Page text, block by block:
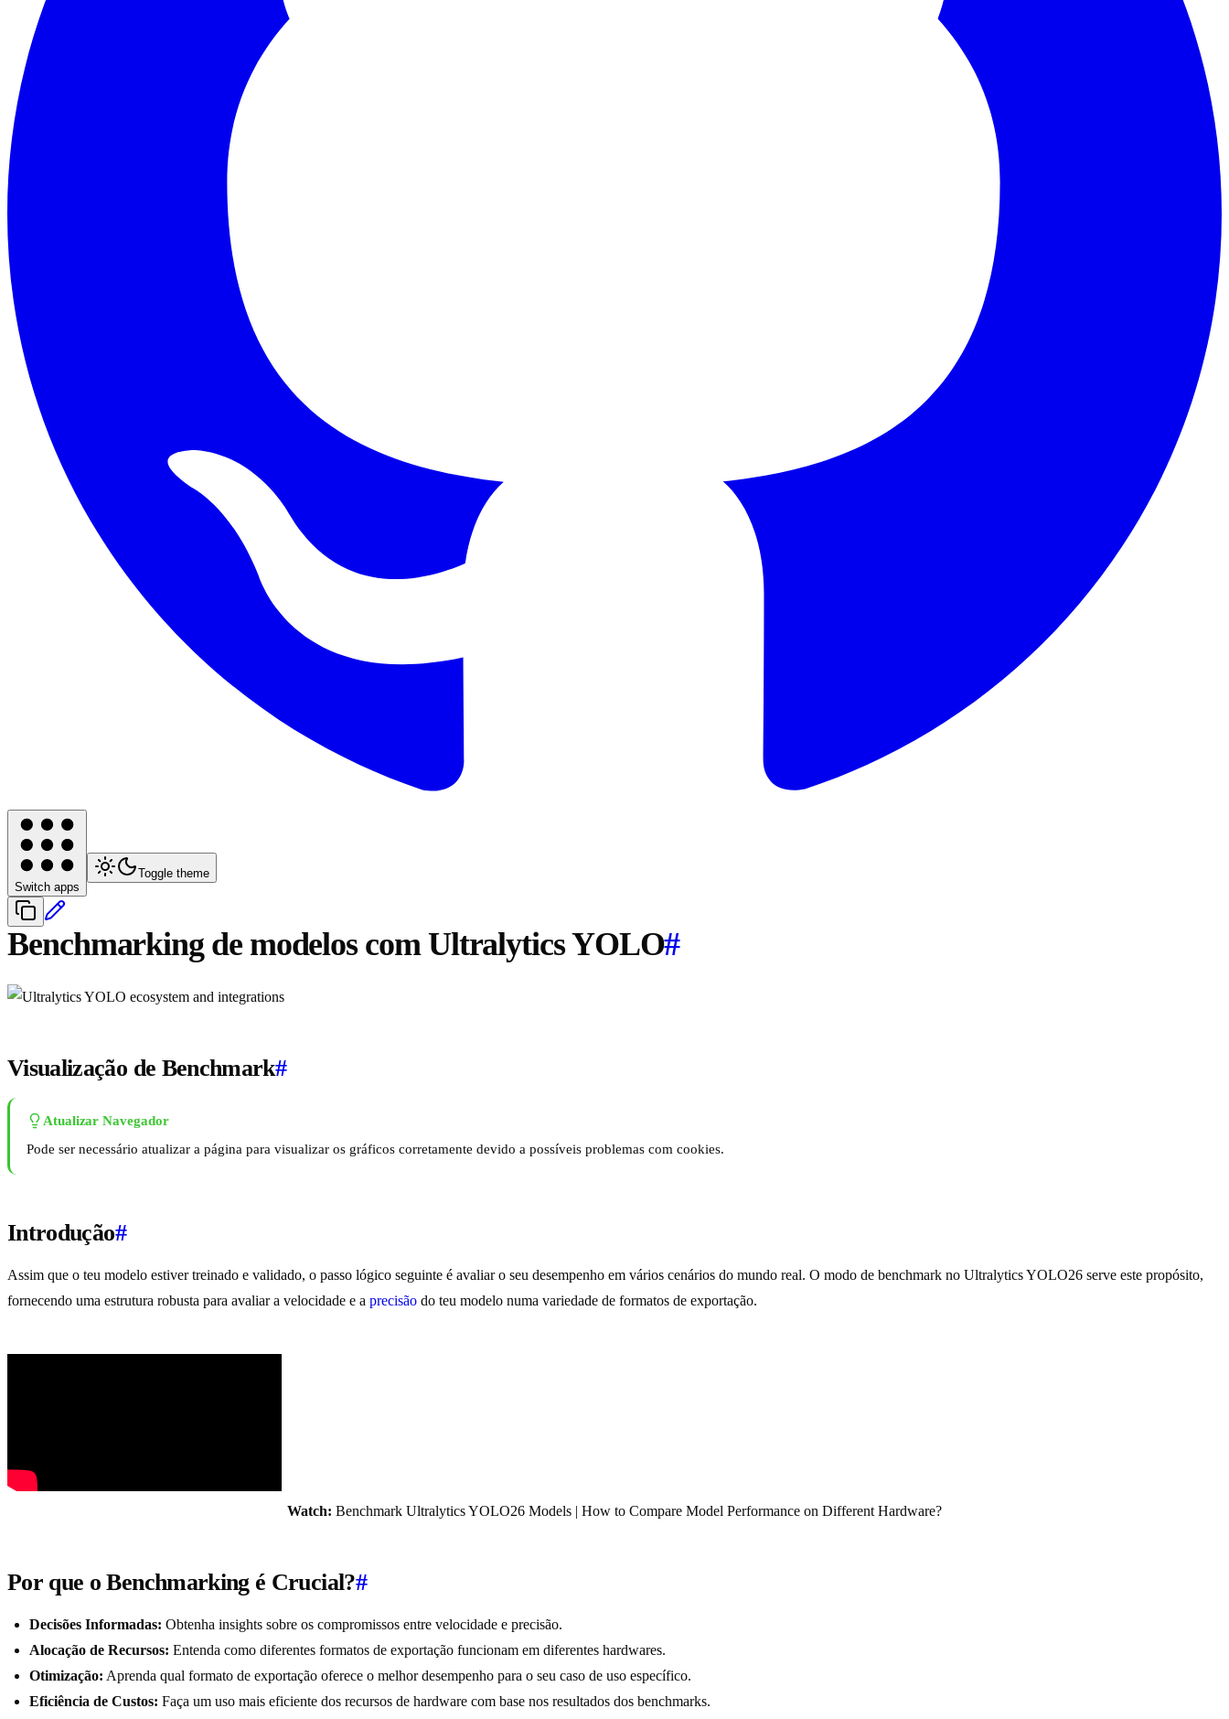
Switch apps
Toggle theme
Benchmarking de modelos com Ultralytics YOLO#
Visualização de Benchmark#
Atualizar Navegador
Pode ser necessário atualizar a página para visualizar os gráficos corretamente devido a possíveis problemas com cookies.
Introdução#
Assim que o teu modelo estiver treinado e validado, o passo lógico seguinte é avaliar o seu desempenho em vários cenários do mundo real. O modo de benchmark no Ultralytics YOLO26 serve este propósito,
fornecendo uma estrutura robusta para avaliar a velocidade e a precisão do teu modelo numa variedade de formatos de exportação.
Watch: Benchmark Ultralytics YOLO26 Models | How to Compare Model Performance on Different Hardware?
Por que o Benchmarking é Crucial?#
Decisões Informadas: Obtenha insights sobre os compromissos entre velocidade e precisão.
Alocação de Recursos: Entenda como diferentes formatos de exportação funcionam em diferentes hardwares.
Otimização: Aprenda qual formato de exportação oferece o melhor desempenho para o seu caso de uso específico.
Eficiência de Custos: Faça um uso mais eficiente dos recursos de hardware com base nos resultados dos benchmarks.